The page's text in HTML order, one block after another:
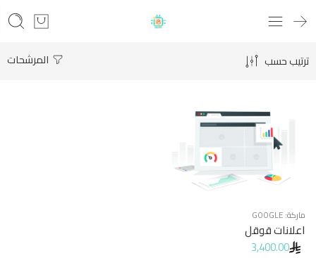
المرشحات ترتيب حسب
ماركة:GOOGLE
اعلانات قوقل
3,400.00